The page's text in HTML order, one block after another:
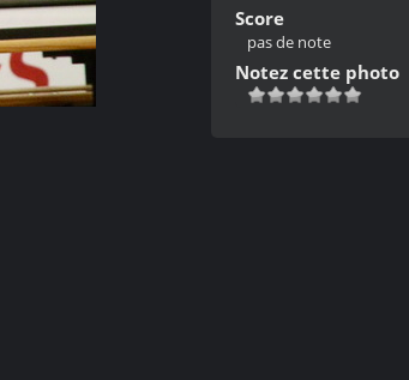
Score
pas de note
Notez cette photo